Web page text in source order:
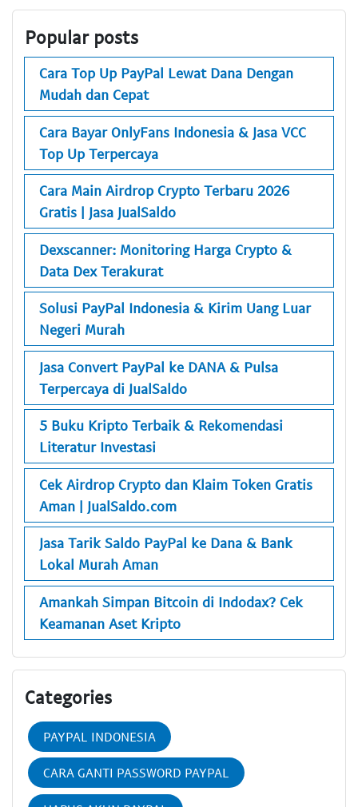
Popular posts
Cara Top Up PayPal Lewat Dana Dengan
Mudah dan Cepat
Cara Bayar OnlyFans Indonesia & Jasa VCC
Top Up Terpercaya
Cara Main Airdrop Crypto Terbaru 2026
Gratis | Jasa JualSaldo
Dexscanner: Monitoring Harga Crypto &
Data Dex Terakurat
Solusi PayPal Indonesia & Kirim Uang Luar
Negeri Murah
Jasa Convert PayPal ke DANA & Pulsa
Terpercaya di JualSaldo
5 Buku Kripto Terbaik & Rekomendasi
Literatur Investasi
Cek Airdrop Crypto dan Klaim Token Gratis
Aman | JualSaldo.com
Jasa Tarik Saldo PayPal ke Dana & Bank
Lokal Murah Aman
Amankah Simpan Bitcoin di Indodax? Cek
Keamanan Aset Kripto
Categories
PAYPAL INDONESIA
CARA GANTI PASSWORD PAYPAL